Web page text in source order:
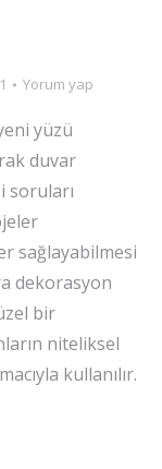
Yorum yap
yüzü
duvar
soruları
sağlayabilmesi
dekorasyon
bir
niteliksel
kullanılır.